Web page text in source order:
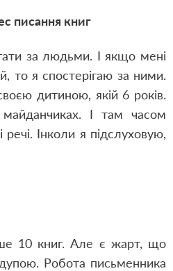
писання книг
за людьми. І якщо мені
то я спостерігаю за ними.
дитиною, якій 6 років.
І там часом
Інколи я підслуховую,
10 книг. Але є жарт, що
Робота письменника